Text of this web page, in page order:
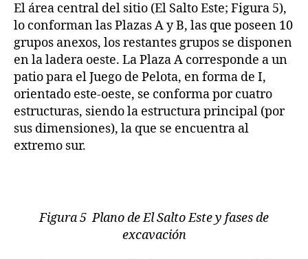
El área central del sitio (El Salto Este; Figura 5),
lo conforman las Plazas A y B, las que poseen 10
grupos anexos, los restantes grupos se disponen
en la ladera oeste. La Plaza A corresponde a un
patio para el Juego de Pelota, en forma de I,
orientado este-oeste, se conforma por cuatro
estructuras, siendo la estructura principal (por
sus dimensiones), la que se encuentra al
extremo sur.
Figura 5 Plano de El Salto Este y fases de
excavación